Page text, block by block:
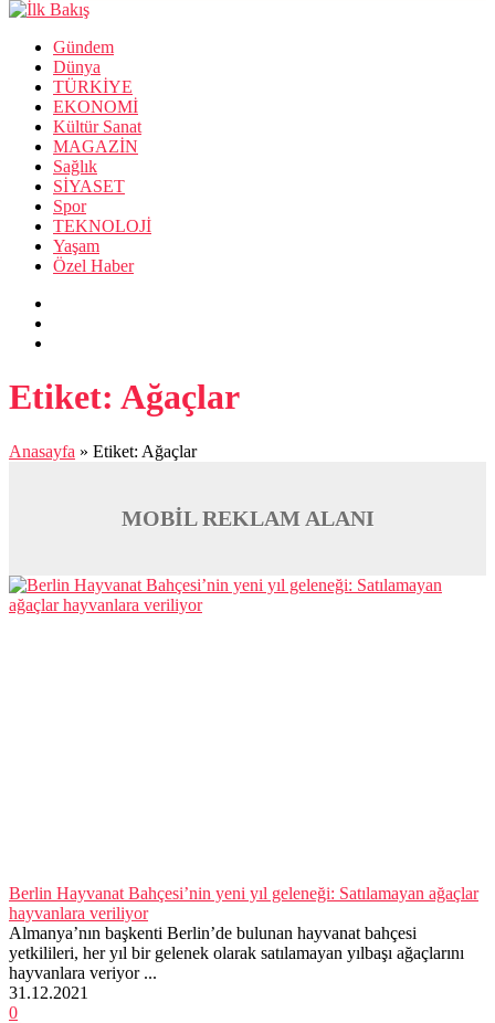
Gündem
Dünya
TÜRKİYE
EKONOMİ
Kültür Sanat
MAGAZİN
Sağlık
SİYASET
Spor
TEKNOLOJİ
Yaşam
Özel Haber
Etiket: Ağaçlar
Anasayfa » Etiket: Ağaçlar
MOBİL REKLAM ALANI
Berlin Hayvanat Bahçesi’nin yeni yıl geleneği: Satılamayan ağaçlar
hayvanlara veriliyor
Almanya’nın başkenti Berlin’de bulunan hayvanat bahçesi
yetkilileri, her yıl bir gelenek olarak satılamayan yılbaşı ağaçlarını
hayvanlara veriyor ...
31.12.2021
0